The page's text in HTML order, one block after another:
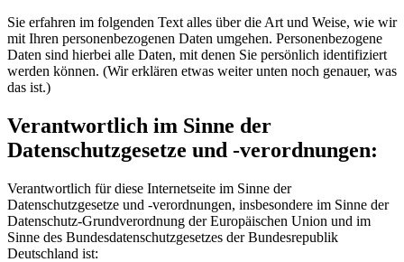
Sie erfahren im folgenden Text alles über die Art und Weise, wie wir
mit Ihren personenbezogenen Daten umgehen. Personenbezogene
Daten sind hierbei alle Daten, mit denen Sie persönlich identifiziert
werden können. (Wir erklären etwas weiter unten noch genauer, was
das ist.)
Verantwortlich im Sinne der
Datenschutzgesetze und -verordnungen:
Verantwortlich für diese Internetseite im Sinne der
Datenschutzgesetze und -verordnungen, insbesondere im Sinne der
Datenschutz-Grundverordnung der Europäischen Union und im
Sinne des Bundesdatenschutzgesetzes der Bundesrepublik
Deutschland ist: